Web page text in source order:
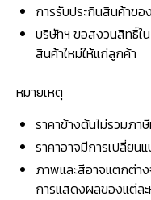
การรับประกินสินค้าข
บริษัทฯ ขอสงวนสิทธิ์
สินค้าใหม่ให้แก่ลูกค้า
หมายเหตุ
ราคาข้างต้นไม่รวมภา
ราคาอาจมีการเปลี่ยน
ภาพและสีอาจแตกต่า
การแสดงผลของแต่ล